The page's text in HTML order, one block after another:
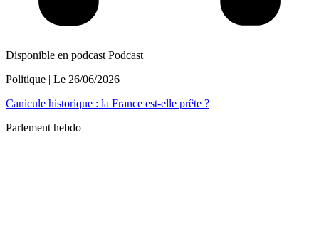
Disponible en podcast Podcast
Politique | Le 26/06/2026
Canicule historique : la France est-elle prête ?
Parlement hebdo